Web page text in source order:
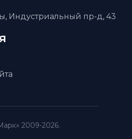
Индустриальный пр-д, 43
2009-2026.